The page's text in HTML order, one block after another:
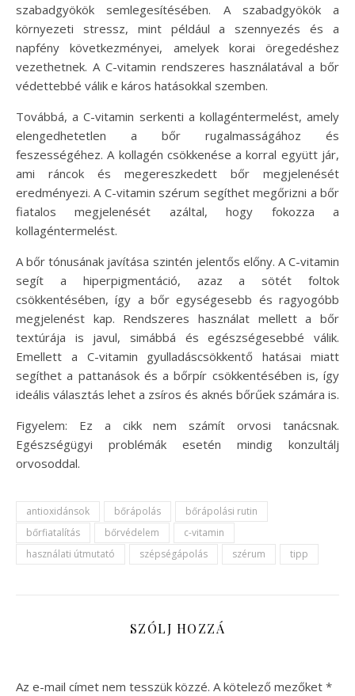
szabadgyökök semlegesítésében. A szabadgyökök a
környezeti stressz, mint például a szennyezés és a
napfény következményei, amelyek korai öregedéshez
vezethetnek. A C-vitamin rendszeres használatával a bőr
védettebbé válik e káros hatásokkal szemben.
Továbbá, a C-vitamin serkenti a kollagéntermelést, amely
elengedhetetlen a bőr rugalmasságához és
feszességéhez. A kollagén csökkenése a korral együtt jár,
ami ráncok és megereszkedett bőr megjelenését
eredményezi. A C-vitamin szérum segíthet megőrizni a bőr
fiatalos megjelenését azáltal, hogy fokozza a
kollagéntermelést.
A bőr tónusának javítása szintén jelentős előny. A C-vitamin
segít a hiperpigmentáció, azaz a sötét foltok
csökkentésében, így a bőr egységesebb és ragyogóbb
megjelenést kap. Rendszeres használat mellett a bőr
textúrája is javul, simábbá és egészségesebbé válik.
Emellett a C-vitamin gyulladáscsökkentő hatásai miatt
segíthet a pattanások és a bőrpír csökkentésében is, így
ideális választás lehet a zsíros és aknés bőrűek számára is.
Figyelem: Ez a cikk nem számít orvosi tanácsnak.
Egészségügyi problémák esetén mindig konzultálj
orvosoddal.
antioxidánsok bőrápolás
bőrápolási rutin
bőrfiatalítás
bőrvédelem
c-vitamin
használati útmutató
szépségápolás szérum tipp
SZÓLJ HOZZÁ
Az e-mail címet nem tesszük közzé. A kötelező mezőket *